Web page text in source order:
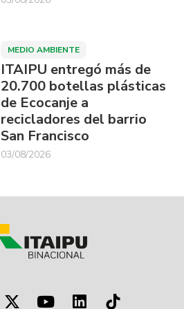
MEDIO AMBIENTE
ITAIPU entregó más de
20.700 botellas plásticas
de Ecocanje a
recicladores del barrio
San Francisco
03/08/2026